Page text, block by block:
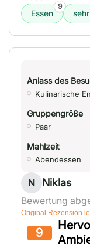
Essen
9
Anlass des
Kulinarische
Gruppengröße
Paar
Mahlzeit
Abendessen
N Niklas
Bewertung
Original Rezension
9